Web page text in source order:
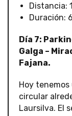
Distancia:
Duración:
Día 7:
Galga –
Fajana.
Hoy
circular
Laursilva. El